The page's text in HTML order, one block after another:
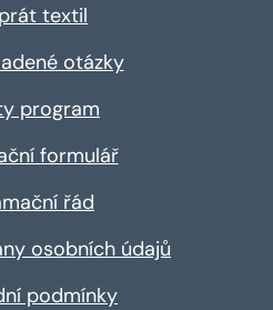
textil
otázky
program
formulář
řád
osobních údajů
podmínky